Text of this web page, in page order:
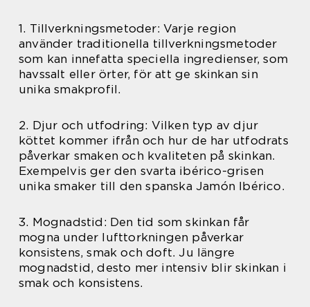
1. Tillverkningsmetoder: Varje region
använder traditionella tillverkningsmetoder
som kan innefatta speciella ingredienser, som
havssalt eller örter, för att ge skinkan sin
unika smakprofil.
2. Djur och utfodring: Vilken typ av djur
köttet kommer ifrån och hur de har utfodrats
påverkar smaken och kvaliteten på skinkan.
Exempelvis ger den svarta ibérico-grisen
unika smaker till den spanska Jamón Ibérico.
3. Mognadstid: Den tid som skinkan får
mogna under lufttorkningen påverkar
konsistens, smak och doft. Ju längre
mognadstid, desto mer intensiv blir skinkan i
smak och konsistens.